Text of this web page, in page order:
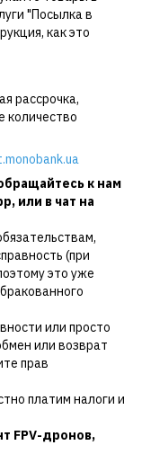
"Посылка в
как это
рассрочка,
количество
к нам
, или в чат на
(при
это уже
или просто
или возврат
прав
платим налоги и
FPV-дронов,